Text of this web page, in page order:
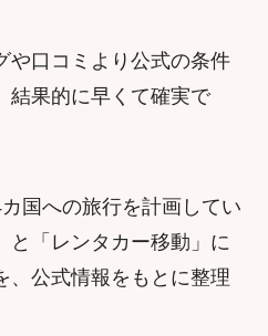
や口コミより公式の条件
結果的に早くて確実で
国への旅行を計画してい
と「レンタカー移動」に
、公式情報をもとに整理